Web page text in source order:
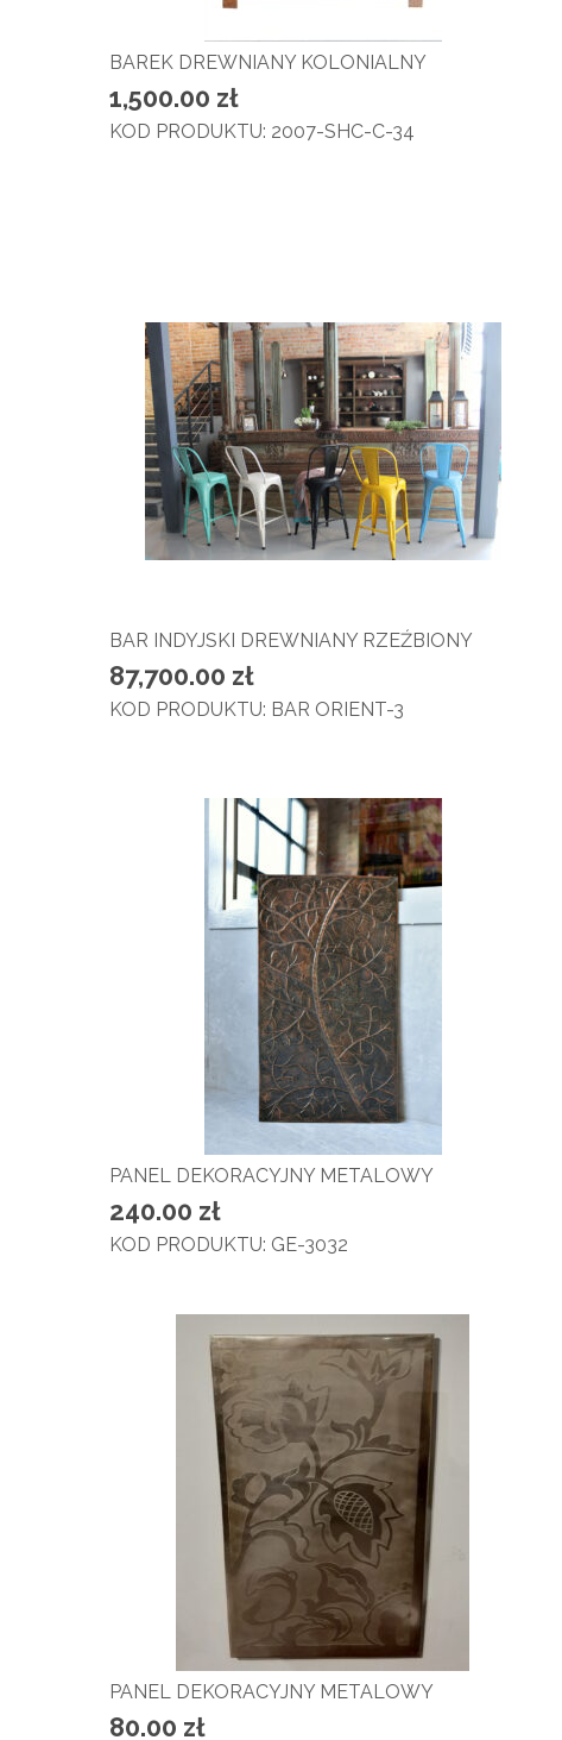
BAREK DREWNIANY KOLONIALNY
1,500.00 zł
KOD PRODUKTU: 2007-SHC-C-34
BAR INDYJSKI DREWNIANY RZEŹBIONY
87,700.00 zł
KOD PRODUKTU: BAR ORIENT-3
PANEL DEKORACYJNY METALOWY
240.00 zł
KOD PRODUKTU: GE-3032
PANEL DEKORACYJNY METALOWY
80.00 zł